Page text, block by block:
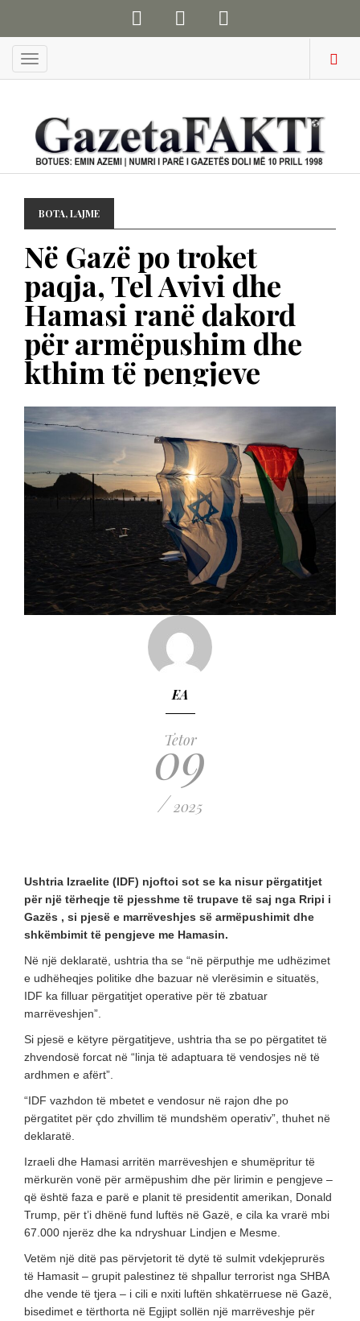
Menu
BOTA,LAJME
Në Gazë po troket
paqja, Tel Avivi dhe
Hamasi ranë dakord
për armëpushim dhe
kthim të pengjeve
EA
Tetor
09
/ 2025
Ushtria Izraelite (IDF) njoftoi sot se ka nisur përgatitjet
për një tërheqje të pjesshme të trupave të saj nga Rripi i
Gazës , si pjesë e marrëveshjes së armëpushimit dhe
shkëmbimit të pengjeve me Hamasin.
Në një deklaratë, ushtria tha se “në përputhje me udhëzimet
e udhëheqjes politike dhe bazuar në vlerësimin e situatës,
IDF ka filluar përgatitjet operative për të zbatuar
marrëveshjen”.
Si pjesë e këtyre përgatitjeve, ushtria tha se po përgatitet të
zhvendosë forcat në “linja të adaptuara të vendosjes në të
ardhmen e afërt”.
“IDF vazhdon të mbetet e vendosur në rajon dhe po
përgatitet për çdo zhvillim të mundshëm operativ”, thuhet në
deklaratë.
Izraeli dhe Hamasi arritën marrëveshjen e shumëpritur të
mërkurën vonë për armëpushim dhe për lirimin e pengjeve –
që është faza e parë e planit të presidentit amerikan, Donald
Trump, për t’i dhënë fund luftës në Gazë, e cila ka vrarë mbi
67.000 njerëz dhe ka ndryshuar Lindjen e Mesme.
Vetëm një ditë pas përvjetorit të dytë të sulmit vdekjeprurës
të Hamasit – grupit palestinez të shpallur terrorist nga SHBA
dhe vende të tjera – i cili e nxiti luftën shkatërruese në Gazë,
bisedimet e tërthorta në Egjipt sollën një marrëveshje për